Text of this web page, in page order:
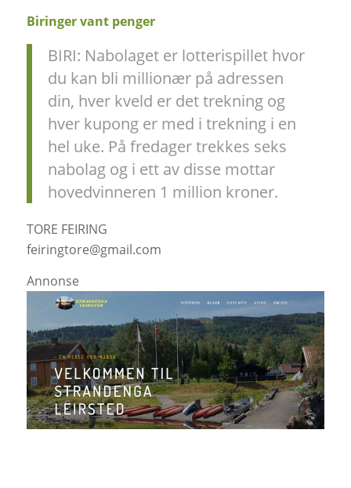
Biringer vant penger
BIRI: Nabolaget er lotterispillet hvor
du kan bli millionær på adressen
din, hver kveld er det trekning og
hver kupong er med i trekning i en
hel uke. På fredager trekkes seks
nabolag og i ett av disse mottar
hovedvinneren 1 million kroner.
TORE FEIRING
feiringtore@gmail.com
Annonse